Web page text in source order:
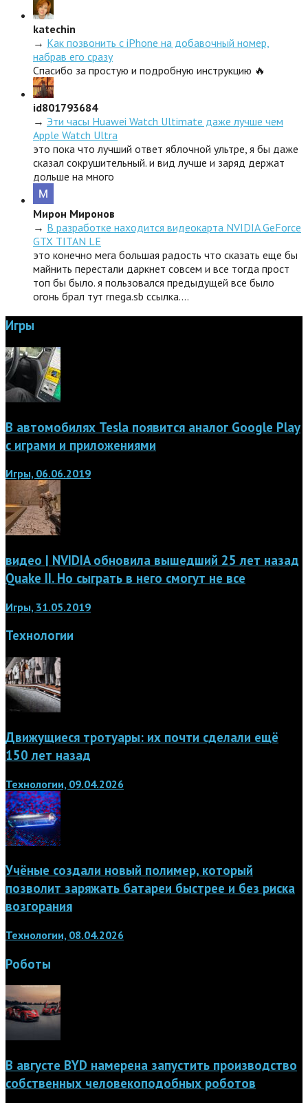
katechin
→ Как позвонить с iPhone на добавочный номер,
набрав его сразу
Спасибо за простую и подробную инструкцию 🔥
id801793684
→ Эти часы Huawei Watch Ultimate даже лучше чем
Apple Watch Ultra
это пока что лучший ответ яблочной ультре, я бы даже
сказал сокрушительный. и вид лучше и заряд держат
дольше на много
Мирон Миронов
→ В разработке находится видеокарта NVIDIA GeForce
GTX TITAN LE
это конечно мега большая радость что сказать еще бы
майнить перестали даркнет совсем и все тогда прост
топ бы было. я пользовался предыдущей все было
огонь брал тут rnega.sb ссылка.…
Игры
В автомобилях Tesla появится аналог Google Play
с играми и приложениями
Игры, 06.06.2019
видео | NVIDIA обновила вышедший 25 лет назад
Quake II. Но сыграть в него смогут не все
Игры, 31.05.2019
Технологии
Движущиеся тротуары: их почти сделали ещё
150 лет назад
Технологии, 09.04.2026
Учёные создали новый полимер, который
позволит заряжать батареи быстрее и без риска
возгорания
Технологии, 08.04.2026
Роботы
В августе BYD намерена запустить производство
собственных человекоподобных роботов